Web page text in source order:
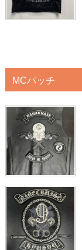
MCパッチ